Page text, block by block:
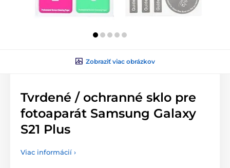
Zobraziť viac obrázkov
Tvrdené / ochranné sklo pre
fotoaparát Samsung Galaxy
S21 Plus
Viac informácií ›